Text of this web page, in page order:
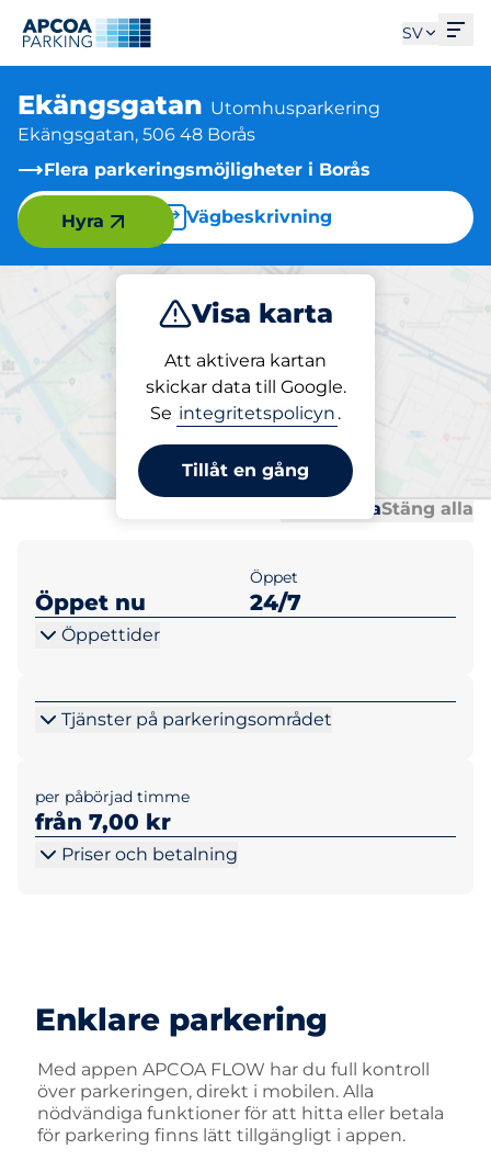
SV
Ekängsgatan Utomhusparkering
Ekängsgatan, 506 48 Borås
Flera parkeringsmöjligheter i Borås
Vägbeskrivning
Visa karta
Att aktivera kartan
skickar data till Google.
Se integritetspolicyn .
Tillåt en gång
Hyra
Parkera
Parkering på plats
Ekängsgatan
Öppna allaStäng alla
Öppet nu
Öppet
24/7
Öppettider
Tjänster på parkeringsområdet
per påbörjad timme
från 7,00 kr
Priser och betalning
Enklare parkering
Med appen APCOA FLOW har du full kontroll
över parkeringen, direkt i mobilen. Alla
nödvändiga funktioner för att hitta eller betala
för parkering finns lätt tillgängligt i appen.